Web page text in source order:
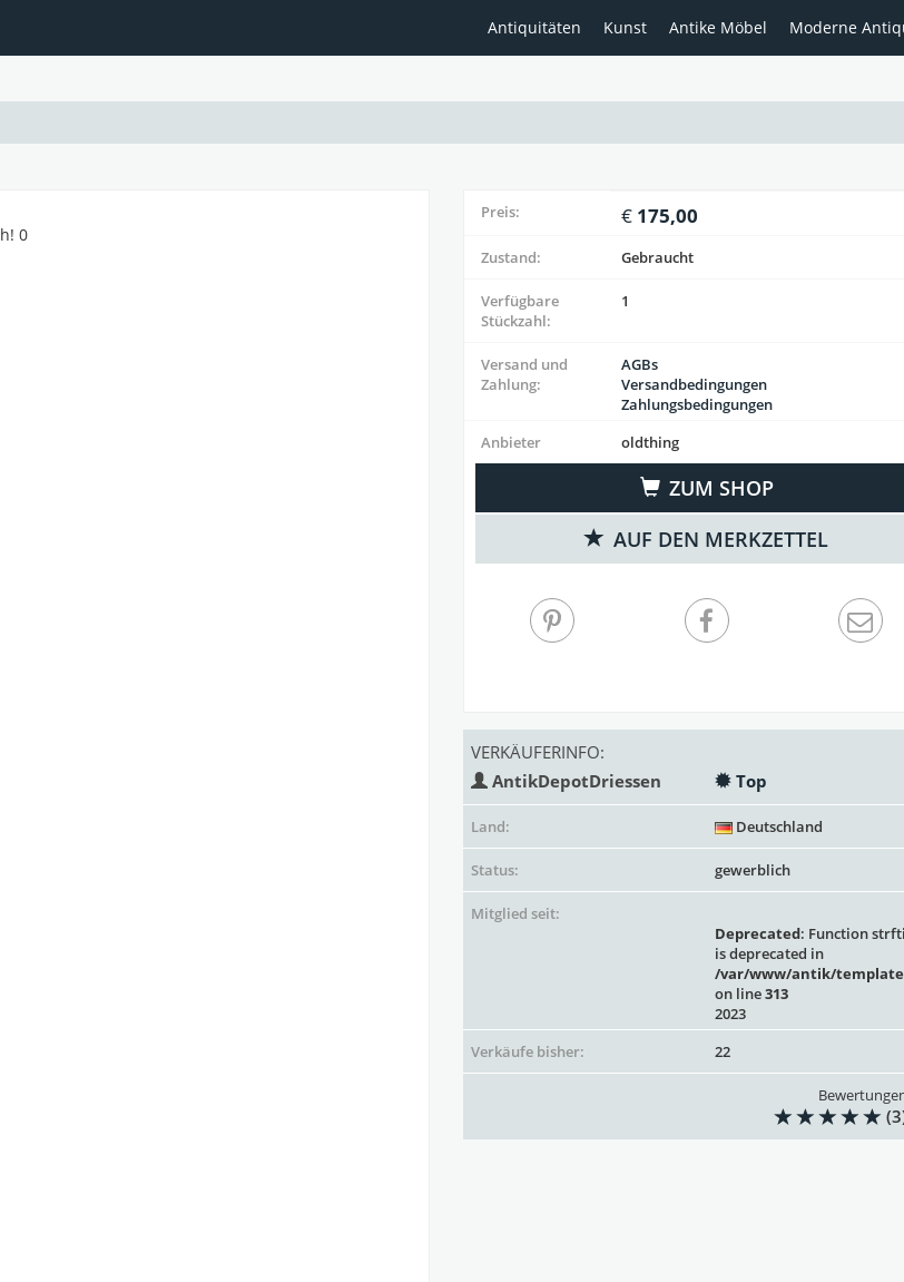
Antiquitäten Kunst Antike Möbel Moderne
Preis:
175,00
Zustand: Gebraucht
Verfügbare
Stückzahl:
1
Versand und
Zahlung:
AGBs
Versandbedingungen
Zahlungsbedingungen
Anbieter
oldthing
ZUM SHOP
AUF DEN MERKZETTEL
VERKÄUFERINFO:
AntikDepotDriessen
Top
Land: Deutschland
Status: gewerblich
Mitglied seit:
Deprecated: Function
is deprecated in
/var/www/antik/
on line313
2023
Verkäufe bisher:
22